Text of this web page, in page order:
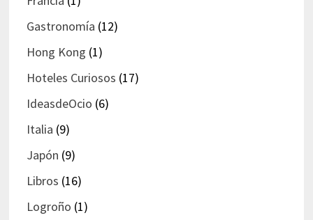
Gastronomía (12)
Hong Kong (1)
Hoteles Curiosos (17)
IdeasdeOcio (6)
Italia (9)
Japón (9)
Libros (16)
Logroño (1)